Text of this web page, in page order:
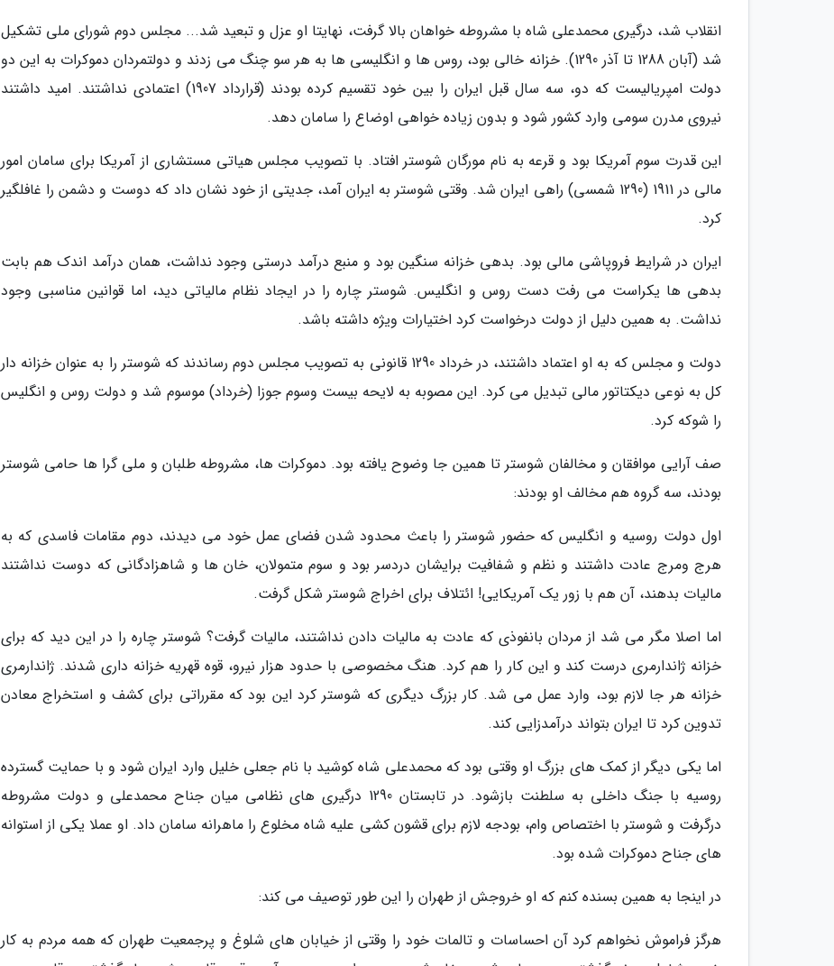
انقلاب شد، درگیری محمدعلی شاه با مشروطه خواهان بالا گرفت، نهایتا او عزل و تبعید شد... مجلس دوم شورای ملی تشکیل
شد (آبان 1288 تا آذر 1290). خزانه خالی بود، روس ها و انگلیسی ها به هر سو چنگ می زدند و دولتمردان دموکرات به این دو
دولت امپریالیست که دو، سه سال قبل ایران را بین خود تقسیم کرده بودند (قرارداد 1907) اعتمادی نداشتند. امید داشتند
نیروی مدرن سومی وارد کشور شود و بدون زیاده خواهی اوضاع را سامان دهد.
این قدرت سوم آمریکا بود و قرعه به نام مورگان شوستر افتاد. با تصویب مجلس هیاتی مستشاری از آمریکا برای سامان امور
مالی در 1911 (1290 شمسی) راهی ایران شد. وقتی شوستر به ایران آمد، جدیتی از خود نشان داد که دوست و دشمن را غافلگیر
کرد.
ایران در شرایط فروپاشی مالی بود. بدهی خزانه سنگین بود و منبع درآمد درستی وجود نداشت، همان درآمد اندک هم بابت
بدهی ها یکراست می رفت دست روس و انگلیس. شوستر چاره را در ایجاد نظام مالیاتی دید، اما قوانین مناسبی وجود
نداشت. به همین دلیل از دولت درخواست کرد اختیارات ویژه داشته باشد.
دولت و مجلس که به او اعتماد داشتند، در خرداد 1290 قانونی به تصویب مجلس دوم رساندند که شوستر را به عنوان خزانه دار
کل به نوعی دیکتاتور مالی تبدیل می کرد. این مصوبه به لایحه بیست وسوم جوزا (خرداد) موسوم شد و دولت روس و انگلیس
را شوکه کرد.
صف آرایی موافقان و مخالفان شوستر تا همین جا وضوح یافته بود. دموکرات ها، مشروطه طلبان و ملی گرا ها حامی شوستر
بودند، سه گروه هم مخالف او بودند:
اول دولت روسیه و انگلیس که حضور شوستر را باعث محدود شدن فضای عمل خود می دیدند، دوم مقامات فاسدی که به
هرج ومرج عادت داشتند و نظم و شفافیت برایشان دردسر بود و سوم متمولان، خان ها و شاهزادگانی که دوست نداشتند
مالیات بدهند، آن هم با زور یک آمریکایی! ائتلاف برای اخراج شوستر شکل گرفت.
اما اصلا مگر می شد از مردان بانفوذی که عادت به مالیات دادن نداشتند، مالیات گرفت؟ شوستر چاره را در این دید که برای
خزانه ژاندارمری درست کند و این کار را هم کرد. هنگ مخصوصی با حدود هزار نیرو، قوه قهریه خزانه داری شدند. ژاندارمری
خزانه هر جا لازم بود، وارد عمل می شد. کار بزرگ دیگری که شوستر کرد این بود که مقرراتی برای کشف و استخراج معادن
تدوین کرد تا ایران بتواند درآمدزایی کند.
اما یکی دیگر از کمک های بزرگ او وقتی بود که محمدعلی شاه کوشید با نام جعلی خلیل وارد ایران شود و با حمایت گسترده
روسیه با جنگ داخلی به سلطنت بازشود. در تابستان 1290 درگیری های نظامی میان جناح محمدعلی و دولت مشروطه
درگرفت و شوستر با اختصاص وام، بودجه لازم برای قشون کشی علیه شاه مخلوع را ماهرانه سامان داد. او عملا یکی از استوانه
های جناح دموکرات شده بود.
در اینجا به همین بسنده کنم که او خروجش از طهران را این طور توصیف می کند:
هرگز فراموش نخواهم کرد آن احساسات و تالمات خود را وقتی از خیابان های شلوغ و پرجمعیت طهران که همه مردم به کار